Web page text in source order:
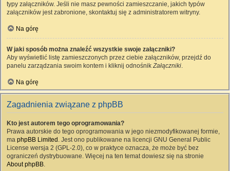
typy załączników. Jeśli nie masz pewności zamieszczanie, jakich typów
załączników jest zabronione, skontaktuj się z administratorem witryny.
Na górę
W jaki sposób można znaleźć wszystkie swoje załączniki?
Aby wyświetlić listę zamieszczonych przez ciebie załączników, przejdź do
panelu zarządzania swoim kontem i kliknij odnośnikZałączniki.
Na górę
Zagadnienia związane z phpBB
Kto jest autorem tego oprogramowania?
Prawa autorskie do tego oprogramowania w jego niezmodyfikowanej formie,
ma phpBB Limited . Jest ono publikowane na licencji GNU General Public
License wersja 2 (GPL-2.0), co w praktyce oznacza, że może być bez
ograniczeń dystrybuowane. Więcej na ten temat dowiesz się na stronie
About phpBB.